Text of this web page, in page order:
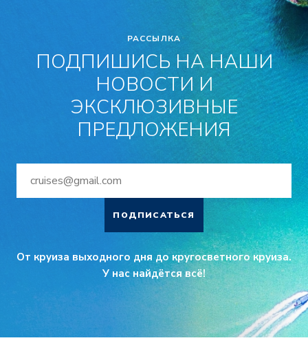
РАССЫЛКА
ПОДПИШИСЬ НА НАШИ
НОВОСТИ И
ЭКСКЛЮЗИВНЫЕ
ПРЕДЛОЖЕНИЯ
ПОДПИСАТЬСЯ
От круиза выходного дня до кругосветного круиза.
У нас найдётся всё!